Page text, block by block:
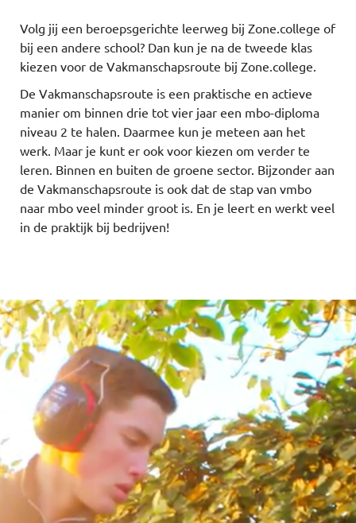
Volg jij een beroepsgerichte leerweg bij Zone.college of
bij een andere school? Dan kun je na de tweede klas
kiezen voor de Vakmanschapsroute bij Zone.college.
De Vakmanschapsroute is een praktische en actieve
manier om binnen drie tot vier jaar een mbo-diploma
niveau 2 te halen. Daarmee kun je meteen aan het
werk. Maar je kunt er ook voor kiezen om verder te
leren. Binnen en buiten de groene sector. Bijzonder aan
de Vakmanschapsroute is ook dat de stap van vmbo
naar mbo veel minder groot is. En je leert en werkt veel
in de praktijk bij bedrijven!